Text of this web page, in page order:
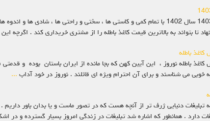
تا بتواند به بالاترین قیمت کاغذ باطله را از مشتری خریداری کند . اگرچه
کاغذ باطله
کاغذ باطله نوروز ، این آیین کهن که بجا مانده از ایران باستان بوده و
خوبی می شناسند و برای آن احترام ویژه ای قائلند . نوروز در خود آداب ...
تبلیغات دنیایی ژرف تر از آنچه هست که در تصور ماست و یا بدان باور
دارد . همانطور که اشاره شد تبلیغات در زندگی امروز بسیار گسترده و در